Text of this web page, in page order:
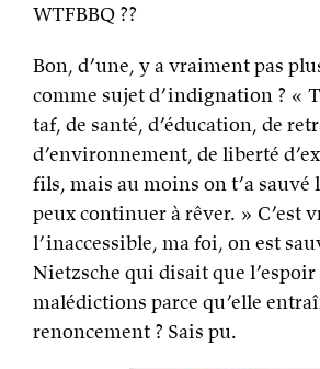
WTFBBQ ??
Bon, d’une, y a vraiment pas
comme sujet d’indignation ? «
taf, de santé, d’éducation, de
d’environnement, de liberté
fils, mais au moins on t’a sauvé
peux continuer à rêver. » C’est
l’inaccessible, ma foi, on est
Nietzsche qui disait que
malédictions parce qu’elle
renoncement ? Sais pu.